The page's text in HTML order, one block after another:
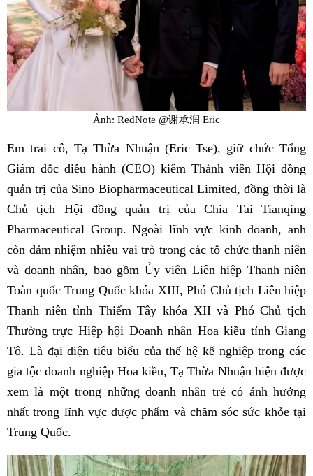
Ảnh: RedNote @谢承润 Eric
Em trai cô, Tạ Thừa Nhuận (Eric Tse), giữ chức Tổng
Giám đốc điều hành (CEO) kiêm Thành viên Hội đồng
quản trị của Sino Biopharmaceutical Limited, đồng thời là
Chủ tịch Hội đồng quản trị của Chia Tai Tianqing
Pharmaceutical Group. Ngoài lĩnh vực kinh doanh, anh
còn đảm nhiệm nhiều vai trò trong các tổ chức thanh niên
và doanh nhân, bao gồm Ủy viên Liên hiệp Thanh niên
Toàn quốc Trung Quốc khóa XIII, Phó Chủ tịch Liên hiệp
Thanh niên tỉnh Thiểm Tây khóa XII và Phó Chủ tịch
Thường trực Hiệp hội Doanh nhân Hoa kiều tỉnh Giang
Tô. Là đại diện tiêu biểu của thế hệ kế nghiệp trong các
gia tộc doanh nghiệp Hoa kiều, Tạ Thừa Nhuận hiện được
xem là một trong những doanh nhân trẻ có ảnh hưởng
nhất trong lĩnh vực dược phẩm và chăm sóc sức khỏe tại
Trung Quốc.